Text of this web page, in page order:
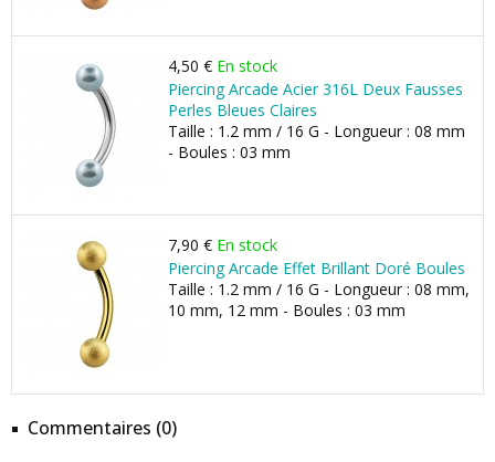
4,50 € En stock
Piercing Arcade Acier 316L Deux Fausses
Perles Bleues Claires
Taille : 1.2 mm / 16 G - Longueur : 08 mm
- Boules : 03 mm
7,90 € En stock
Piercing Arcade Effet Brillant Doré Boules
Taille : 1.2 mm / 16 G - Longueur : 08 mm,
10 mm, 12 mm - Boules : 03 mm
Commentaires (0)